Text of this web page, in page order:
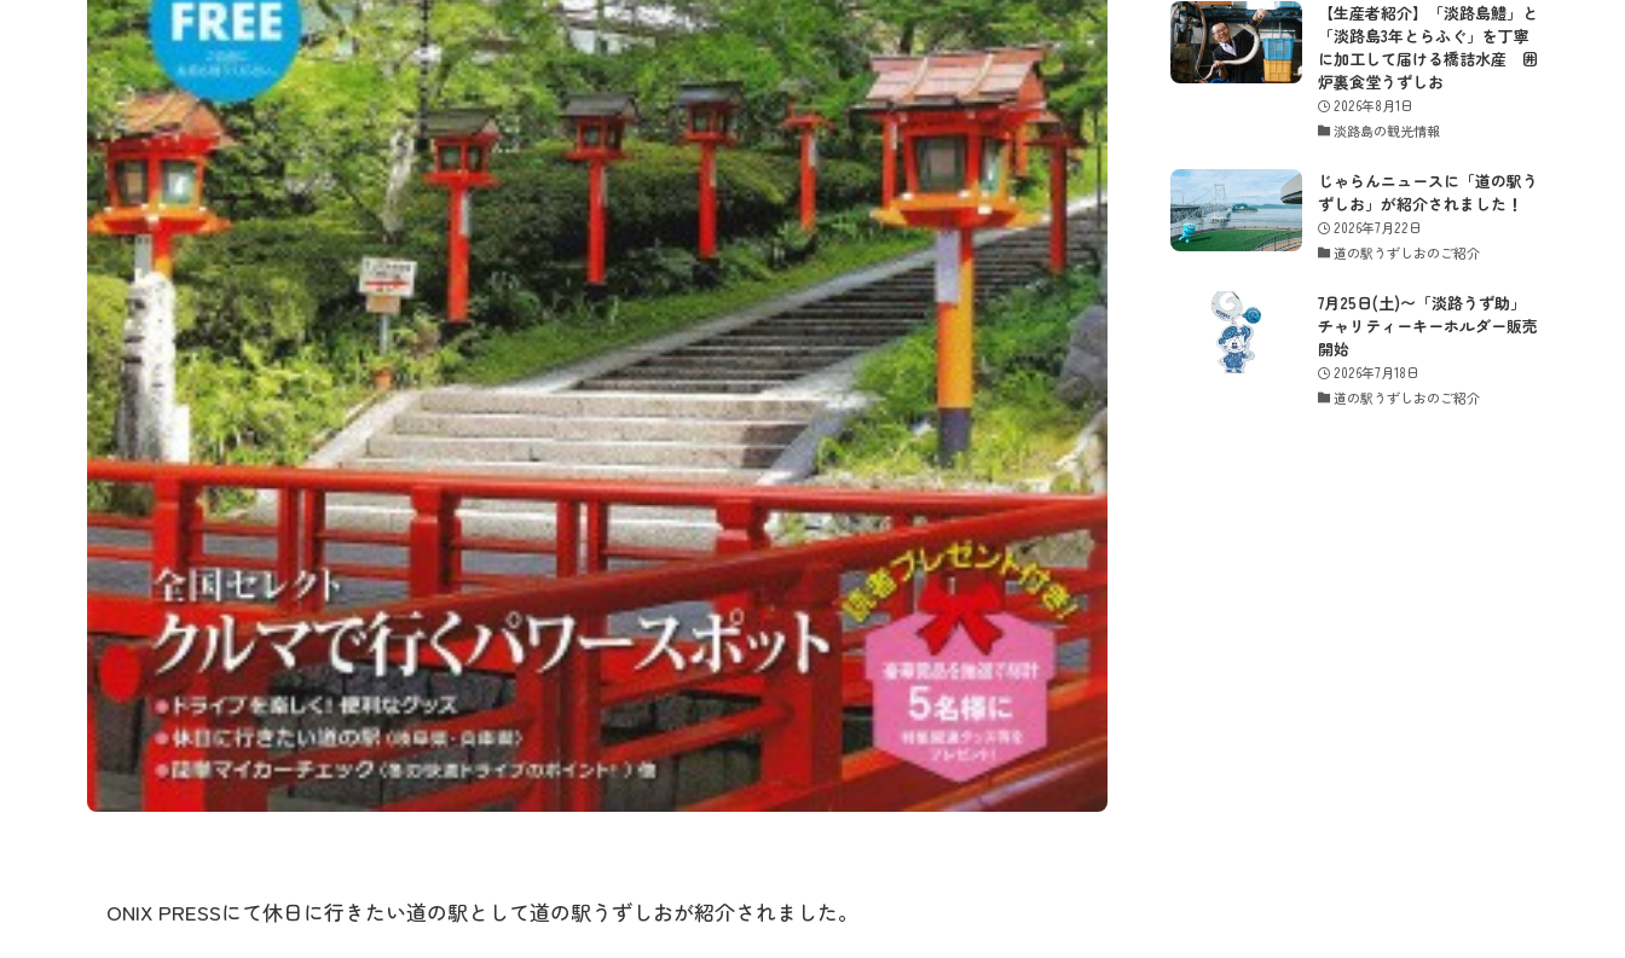
ONIX PRESSにて休日に行きたい道の駅として道の駅うずしおが紹介されました。
【生産者紹介】「淡路島鱧」と
「淡路島3年とらふぐ」を丁寧
に加工して届ける橋詰水産 囲
炉裏食堂うずしお
2026年8月1日
淡路島の観光情報
じゃらんニュースに「道の駅う
ずしお」が紹介されました！
2026年7月22日
道の駅うずしおのご紹介
7月25日(土)〜「淡路うず助」
チャリティーキーホルダー販売
開始
2026年7月18日
道の駅うずしおのご紹介